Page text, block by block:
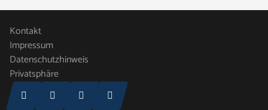
Kontakt
Impressum
Datenschutzhinweis
Privatsphäre